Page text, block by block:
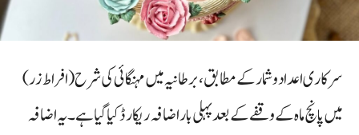
سرکاری اعداد و شمار کے مطابق، برطانیہ میں مہنگائی کی شرح (افراط زر)
میں پانچ ماہ کے وقفے کے بعد پہلی بار اضافہ ریکارڈ کیا گیا ہے۔ یہ اضافہ